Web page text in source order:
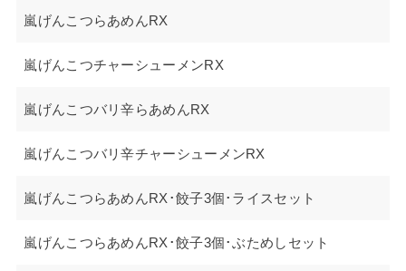
嵐げんこつらあめんRX
嵐げんこつチャーシューメンRX
嵐げんこつバリ辛らあめんRX
嵐げんこつバリ辛チャーシューメンRX
嵐げんこつらあめんRX･餃子3個･ライスセット
嵐げんこつらあめんRX･餃子3個･ぶためしセット